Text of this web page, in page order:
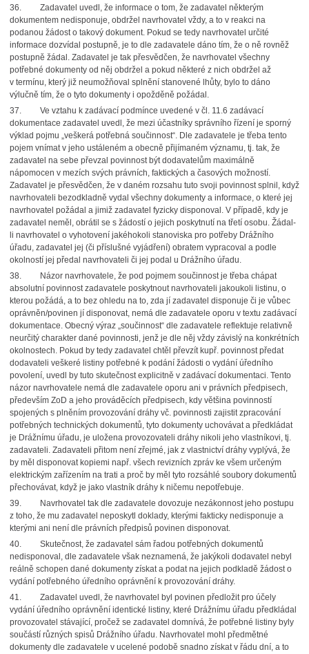
36. Zadavatel uvedl, že informace o tom, že zadavatel některým
dokumentem nedisponuje, obdržel navrhovatel vždy, a to v reakci na
podanou žádost o takový dokument. Pokud se tedy navrhovatel určité
informace dozvídal postupně, je to dle zadavatele dáno tím, že o ně rovněž
postupně žádal. Zadavatel je tak přesvědčen, že navrhovatel všechny
potřebné dokumenty od něj obdržel a pokud některé z nich obdržel až
v termínu, který již neumožňoval splnění stanovené lhůty, bylo to dáno
výlučně tím, že o tyto dokumenty i opožděně požádal.
37. Ve vztahu k zadávací podmínce uvedené v čl. 11.6 zadávací
dokumentace zadavatel uvedl, že mezi účastníky správního řízení je sporný
výklad pojmu „veškerá potřebná součinnost“. Dle zadavatele je třeba tento
pojem vnímat v jeho ustáleném a obecně přijímaném významu, tj. tak, že
zadavatel na sebe převzal povinnost být dodavatelům maximálně
nápomocen v mezích svých právních, faktických a časových možností.
Zadavatel je přesvědčen, že v daném rozsahu tuto svoji povinnost splnil, když
navrhovateli bezodkladně vydal všechny dokumenty a informace, o které jej
navrhovatel požádal a jimiž zadavatel fyzicky disponoval. V případě, kdy je
zadavatel neměl, obrátil se s žádostí o jejich poskytnutí na třetí osobu. Žádal-
li navrhovatel o vyhotovení jakéhokoli stanoviska pro potřeby Drážního
úřadu, zadavatel jej (či příslušné vyjádření) obratem vypracoval a podle
okolností jej předal navrhovateli či jej podal u Drážního úřadu.
38. Názor navrhovatele, že pod pojmem součinnost je třeba chápat
absolutní povinnost zadavatele poskytnout navrhovateli jakoukoli listinu, o
kterou požádá, a to bez ohledu na to, zda jí zadavatel disponuje či je vůbec
oprávněn/povinen jí disponovat, nemá dle zadavatele oporu v textu zadávací
dokumentace. Obecný výraz „součinnost“ dle zadavatele reflektuje relativně
neurčitý charakter dané povinnosti, jenž je dle něj vždy závislý na konkrétních
okolnostech. Pokud by tedy zadavatel chtěl převzít kupř. povinnost předat
dodavateli veškeré listiny potřebné k podání žádosti o vydání úředního
povolení, uvedl by tuto skutečnost explicitně v zadávací dokumentaci. Tento
názor navrhovatele nemá dle zadavatele oporu ani v právních předpisech,
především ZoD a jeho prováděcích předpisech, kdy většina povinností
spojených s plněním provozování dráhy vč. povinnosti zajistit zpracování
potřebných technických dokumentů, tyto dokumenty uchovávat a předkládat
je Drážnímu úřadu, je uložena provozovateli dráhy nikoli jeho vlastníkovi, tj.
zadavateli. Zadavateli přitom není zřejmé, jak z vlastnictví dráhy vyplývá, že
by měl disponovat kopiemi např. všech revizních zpráv ke všem určeným
elektrickým zařízením na trati a proč by měl tyto rozsáhlé soubory dokumentů
přechovávat, když je jako vlastník dráhy k ničemu nepotřebuje.
39. Navrhovatel tak dle zadavatele dovozuje nezákonnost jeho postupu
z toho, že mu zadavatel neposkytl doklady, kterými fakticky nedisponuje a
kterými ani není dle právních předpisů povinen disponovat.
40. Skutečnost, že zadavatel sám řadou potřebných dokumentů
nedisponoval, dle zadavatele však neznamená, že jakýkoli dodavatel nebyl
reálně schopen dané dokumenty získat a podat na jejich podkladě žádost o
vydání potřebného úředního oprávnění k provozování dráhy.
41. Zadavatel uvedl, že navrhovatel byl povinen předložit pro účely
vydání úředního oprávnění identické listiny, které Drážnímu úřadu předkládal
provozovatel stávající, pročež se zadavatel domnívá, že potřebné listiny byly
součástí různých spisů Drážního úřadu. Navrhovatel mohl předmětné
dokumenty dle zadavatele v ucelené podobě snadno získat v řádu dní, a to